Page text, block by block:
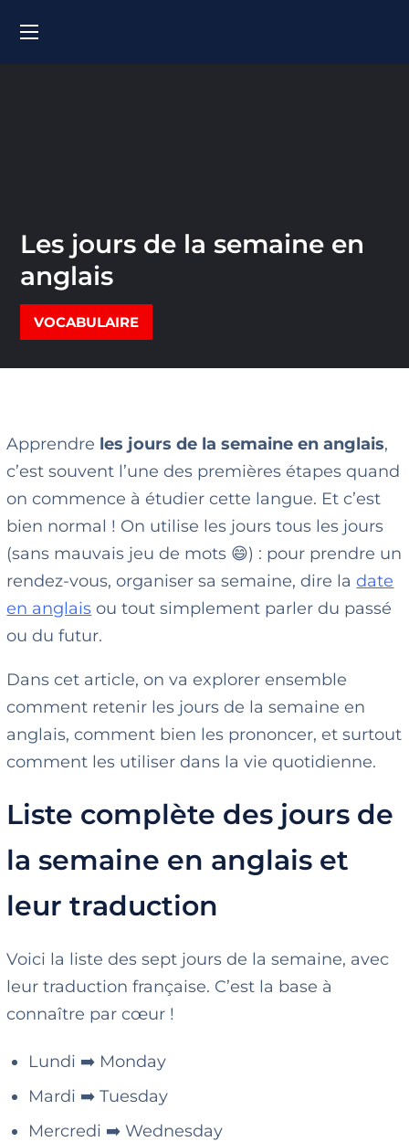
Les jours de la semaine en
anglais
VOCABULAIRE
Apprendre les jours de la semaine en anglais,
c’est souvent l’une des premières étapes quand
on commence à étudier cette langue. Et c’est
bien normal ! On utilise les jours tous les jours
(sans mauvais jeu de mots 😄) : pour prendre un
rendez-vous, organiser sa semaine, dire ladate
en anglais ou tout simplement parler du passé
ou du futur.
Dans cet article, on va explorer ensemble
comment retenir les jours de la semaine en
anglais, comment bien les prononcer, et surtout
comment les utiliser dans la vie quotidienne.
Liste complète des jours de
la semaine en anglais et
leur traduction
Voici la liste des sept jours de la semaine, avec
leur traduction française. C’est la base à
connaître par cœur !
Lundi ➡️ Monday
Mardi ➡️ Tuesday
Mercredi ➡️ Wednesday